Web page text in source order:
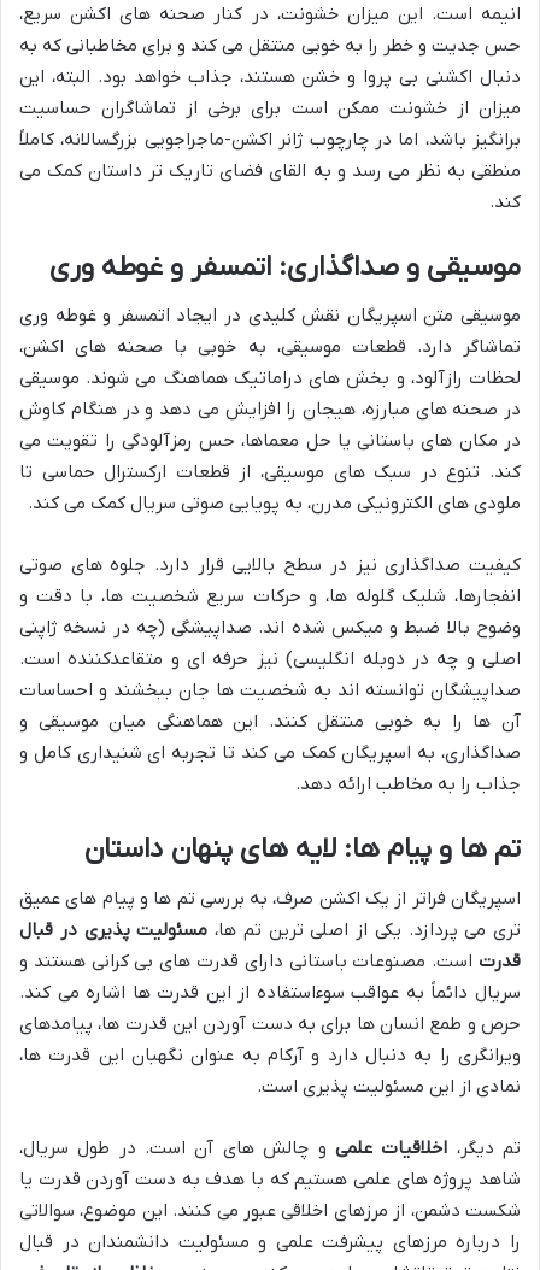
انیمه است. این میزان خشونت، در کنار صحنه های اکشن سریع،
حس جدیت و خطر را به خوبی منتقل می کند و برای مخاطبانی که به
دنبال اکشنی بی پروا و خشن هستند، جذاب خواهد بود. البته، این
میزان از خشونت ممکن است برای برخی از تماشاگران حساسیت
برانگیز باشد، اما در چارچوب ژانر اکشن-ماجراجویی بزرگسالانه، کاملاً
منطقی به نظر می رسد و به القای فضای تاریک تر داستان کمک می
کند.
موسیقی و صداگذاری: اتمسفر و غوطه وری
موسیقی متن اسپریگان نقش کلیدی در ایجاد اتمسفر و غوطه وری
تماشاگر دارد. قطعات موسیقی، به خوبی با صحنه های اکشن،
لحظات رازآلود، و بخش های دراماتیک هماهنگ می شوند. موسیقی
در صحنه های مبارزه، هیجان را افزایش می دهد و در هنگام کاوش
در مکان های باستانی یا حل معماها، حس رمزآلودگی را تقویت می
کند. تنوع در سبک های موسیقی، از قطعات ارکسترال حماسی تا
ملودی های الکترونیکی مدرن، به پویایی صوتی سریال کمک می کند.
کیفیت صداگذاری نیز در سطح بالایی قرار دارد. جلوه های صوتی
انفجارها، شلیک گلوله ها، و حرکات سریع شخصیت ها، با دقت و
وضوح بالا ضبط و میکس شده اند. صداپیشگی (چه در نسخه ژاپنی
اصلی و چه در دوبله انگلیسی) نیز حرفه ای و متقاعدکننده است.
صداپیشگان توانسته اند به شخصیت ها جان ببخشند و احساسات
آن ها را به خوبی منتقل کنند. این هماهنگی میان موسیقی و
صداگذاری، به اسپریگان کمک می کند تا تجربه ای شنیداری کامل و
جذاب را به مخاطب ارائه دهد.
تم ها و پیام ها: لایه های پنهان داستان
اسپریگان فراتر از یک اکشن صرف، به بررسی تم ها و پیام های عمیق
تری می پردازد. یکی از اصلی ترین تم ها، مسئولیت پذیری در قبال
قدرت است. مصنوعات باستانی دارای قدرت های بی کرانی هستند و
سریال دائماً به عواقب سوءاستفاده از این قدرت ها اشاره می کند.
حرص و طمع انسان ها برای به دست آوردن این قدرت ها، پیامدهای
ویرانگری را به دنبال دارد و آرکام به عنوان نگهبان این قدرت ها،
نمادی از این مسئولیت پذیری است.
تم دیگر، اخلاقیات علمی و چالش های آن است. در طول سریال،
شاهد پروژه های علمی هستیم که با هدف به دست آوردن قدرت یا
شکست دشمن، از مرزهای اخلاقی عبور می کنند. این موضوع، سوالاتی
را درباره مرزهای پیشرفت علمی و مسئولیت دانشمندان در قبال